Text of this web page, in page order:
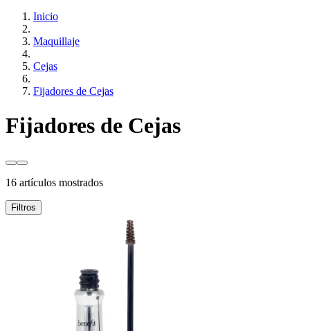
Inicio
Maquillaje
Cejas
Fijadores de Cejas
Fijadores de Cejas
16 artículos mostrados
Filtros